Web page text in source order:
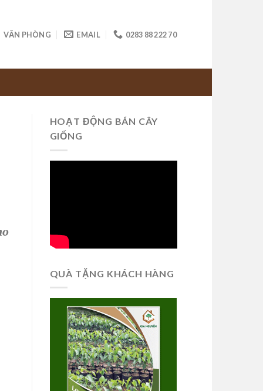
VĂN PHÒNG EMAIL 0283 88 222 70
HOẠT ĐỘNG BÁN CÂY
GIỐNG
QUÀ TẶNG KHÁCH HÀNG